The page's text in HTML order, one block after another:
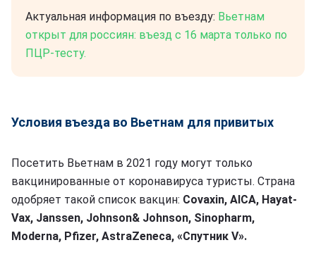
Актуальная информация по въезду: Вьетнам
открыт для россиян: въезд с 16 марта только по
ПЦР-тесту.
Условия въезда во Вьетнам для привитых
Посетить Вьетнам в 2021 году могут только
вакцинированные от коронавируса туристы. Страна
одобряет такой список вакцин: Covaxin, AICA, Hayat-
Vax, Janssen, Johnson& Johnson, Sinopharm,
Moderna, Pfizer, AstraZeneca, «Спутник V».